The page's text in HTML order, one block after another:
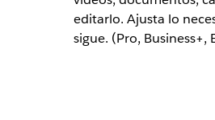
editarlo. Ajusta lo
sigue. (Pro, Business+,